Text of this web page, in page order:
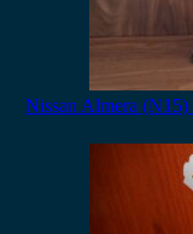
Nissan Almera